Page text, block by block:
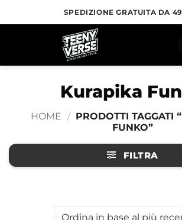
ai
SPEDIZIONE GRATUITA DA
Kurapika
HOME / PRODOTTI TAGGATI
FUNKO”
FILTRA